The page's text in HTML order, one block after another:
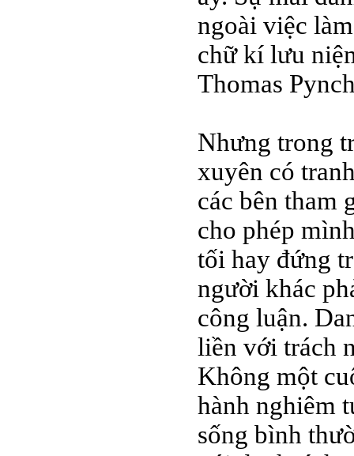
ngoài việc
chữ kí lưu
Thomas
Nhưng trong
xuyên có
các bên tham
cho phép
tối hay đứng
người khác
công luận.
liền với trách
Không một
hành nghiêm
sống bình